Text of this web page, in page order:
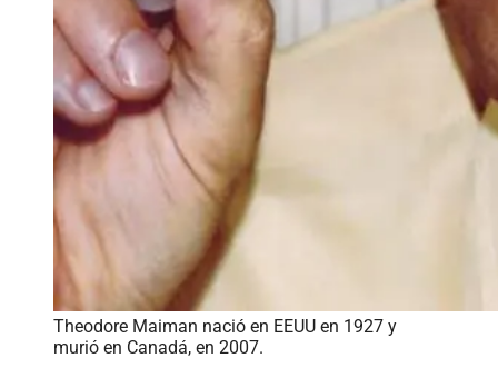
Theodore Maiman nació en EEUU en 1927 y
murió en Canadá, en 2007.